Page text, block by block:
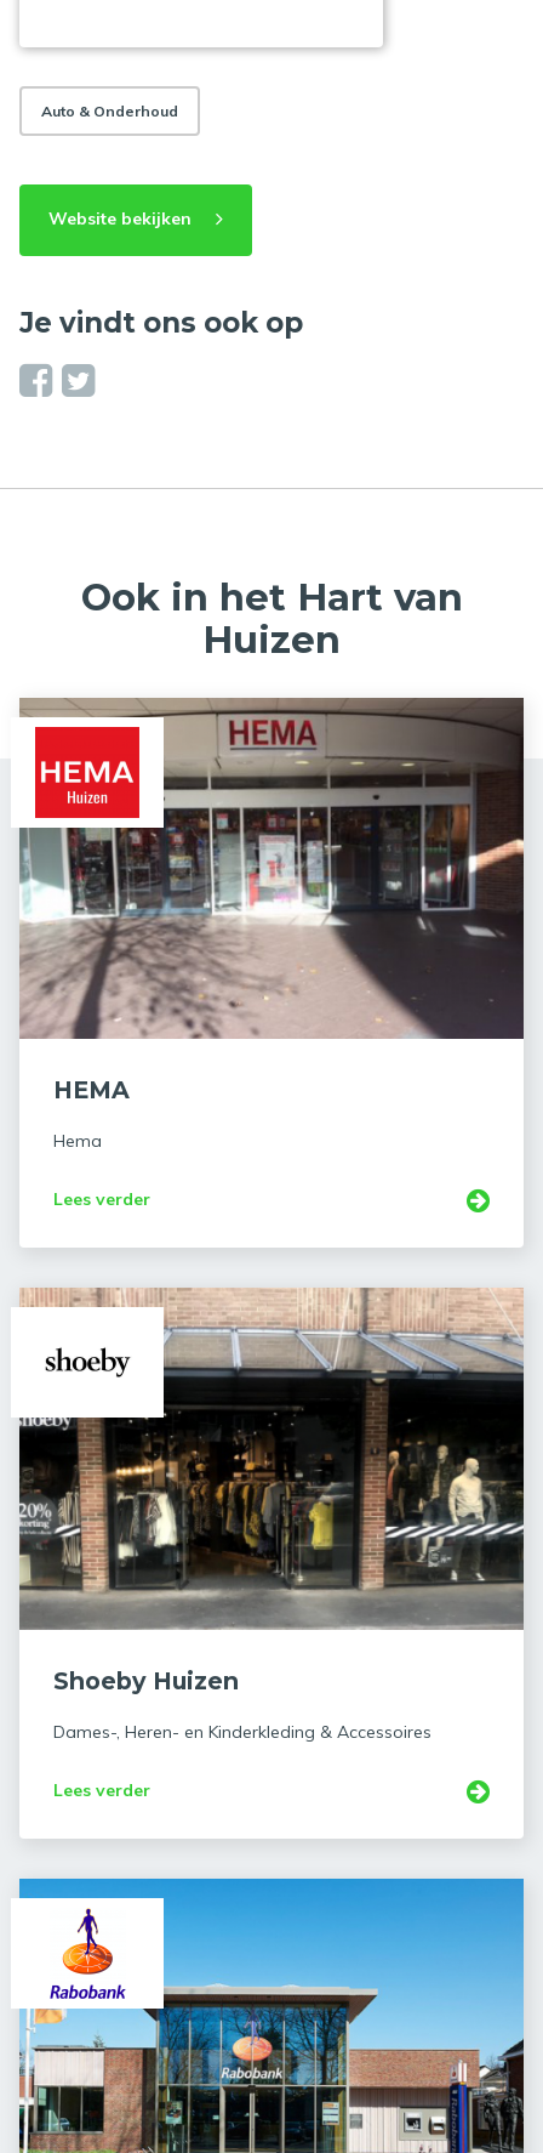
Auto & Onderhoud
Website bekijken
Je vindt ons ook op
Ook in het Hart van
Huizen
HEMA
Hema
Lees verder
Shoeby Huizen
Dames-, Heren- en Kinderkleding & Accessoires
Lees verder